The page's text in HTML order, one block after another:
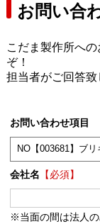
お問い合
こだま製作所へ
ぞ！
担当者がご回答致
お問い合わせ項目
会社名 【必須】
※当面の間は法人の